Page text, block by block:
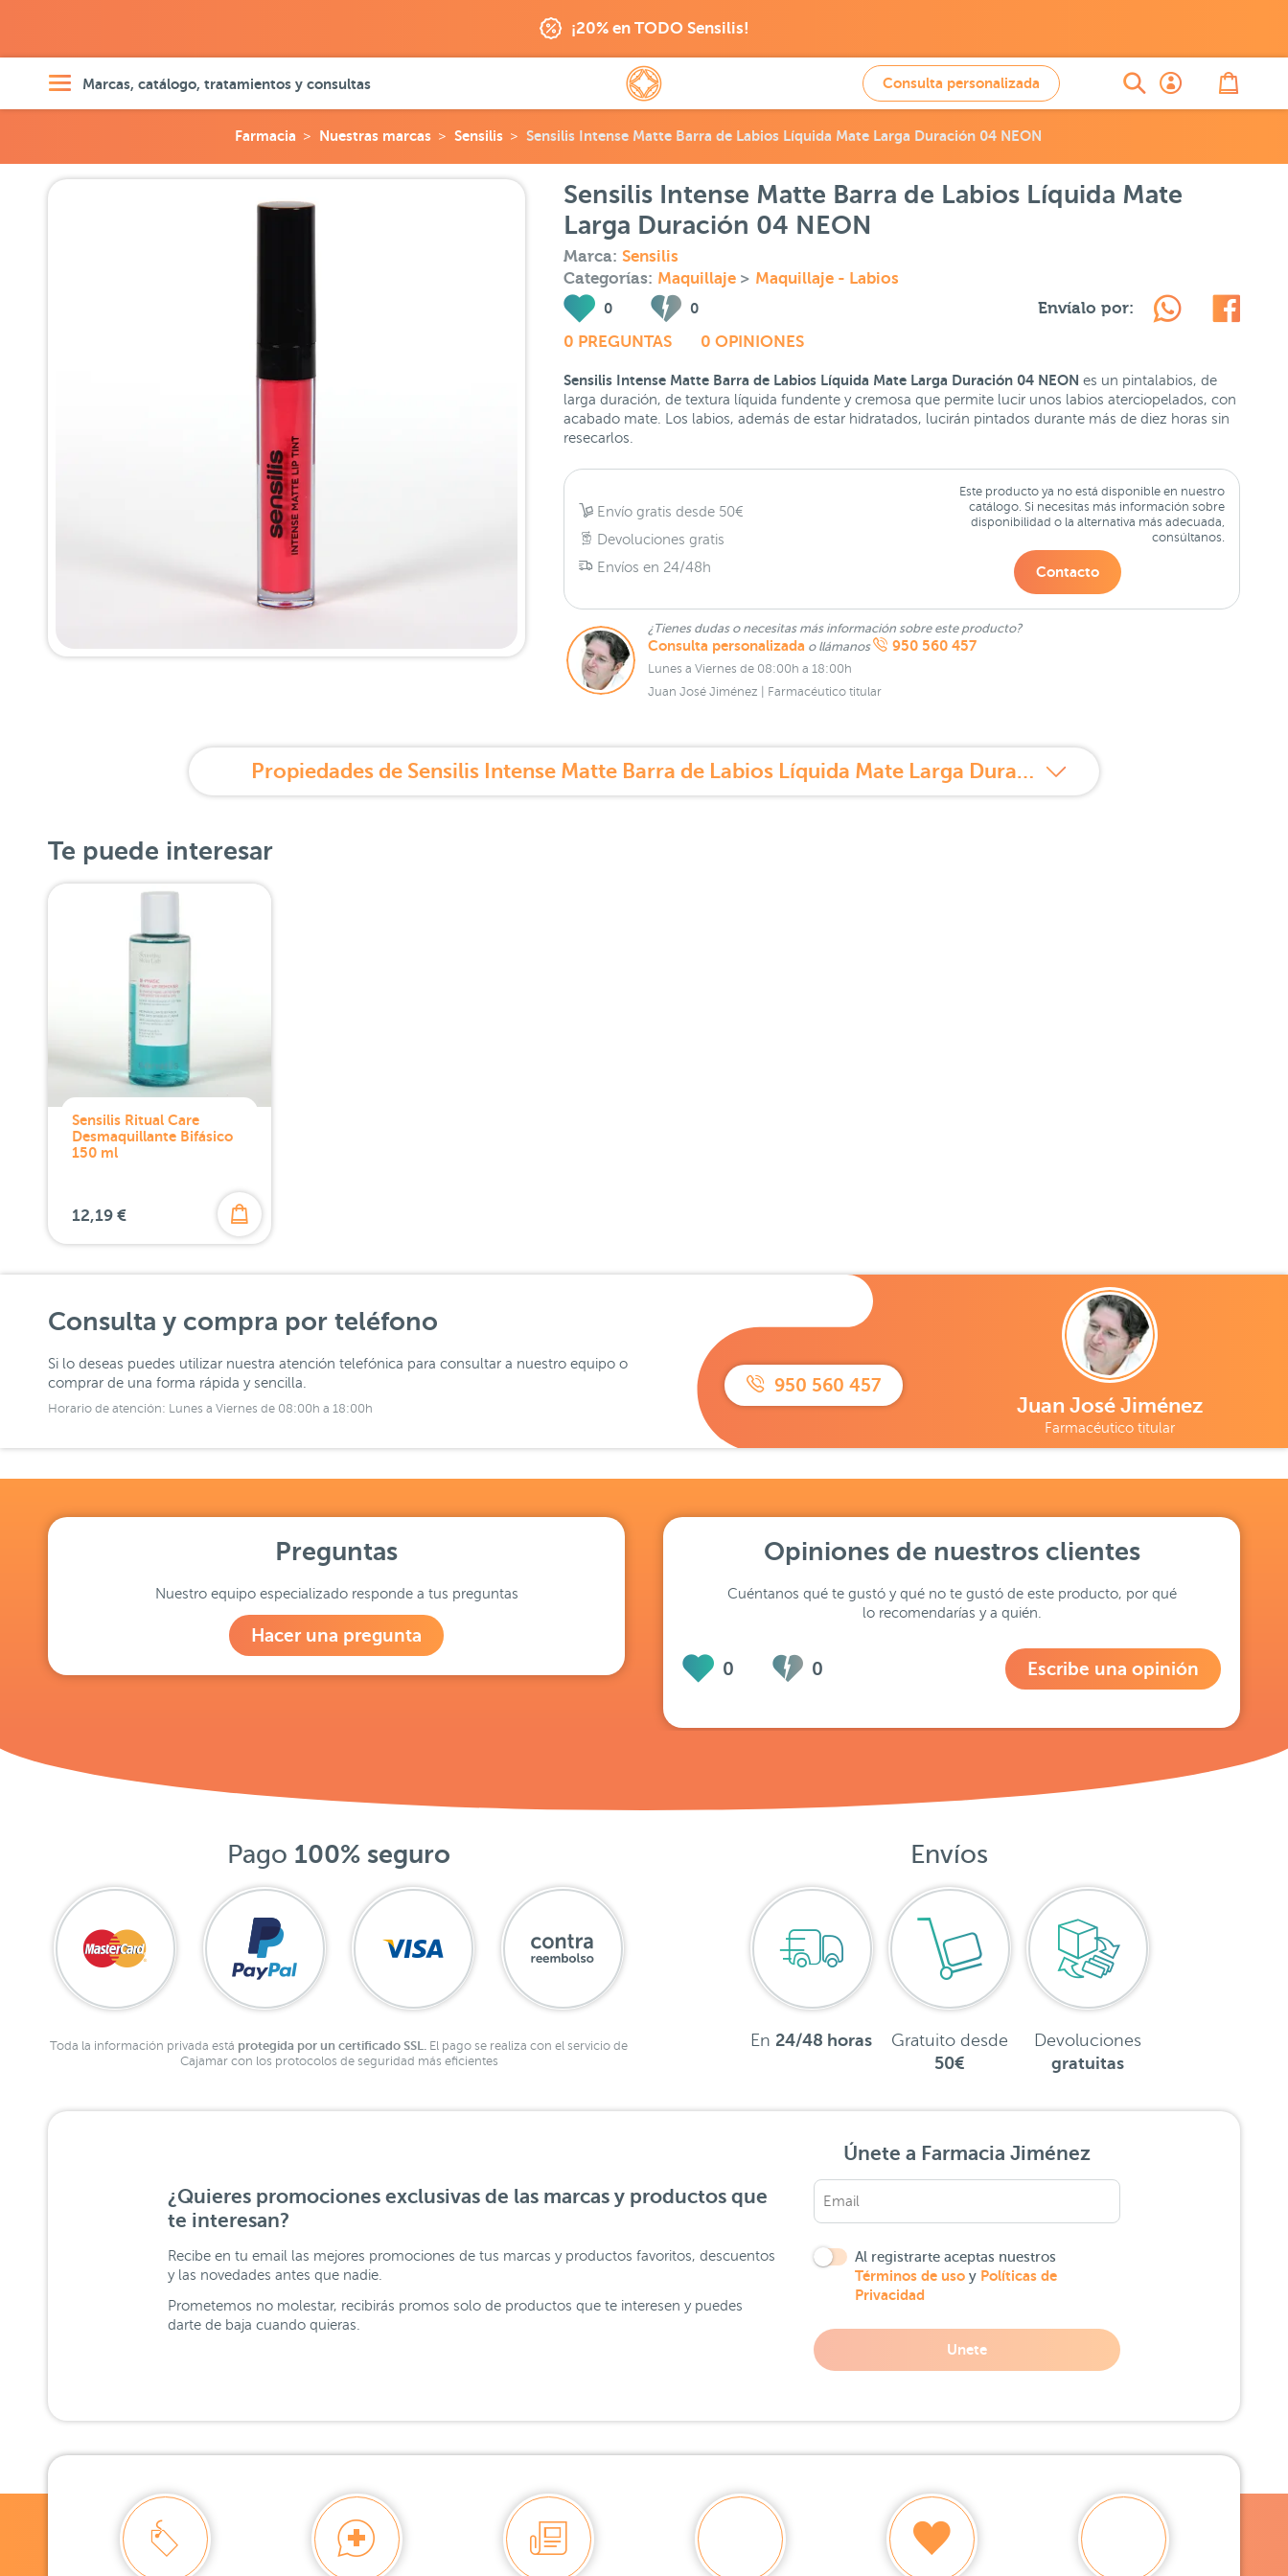
¡20% en TODO Sensilis!
Marcas, catálogo, tratamientos y consultas Consulta personalizada
Farmacia Nuestras marcas Sensilis Sensilis Intense Matte Barra de Labios Líquida Mate Larga Duración 04 NEON
Sensilis Intense Matte Barra de Labios Líquida Mate
Larga Duración 04 NEON
Marca: Sensilis
Categorías: Maquillaje > Maquillaje - Labios
0 0
0 PREGUNTAS 0 OPINIONES
Envíalo por:
Sensilis Intense Matte Barra de Labios Líquida Mate Larga Duración 04 NEON es un pintalabios, de
larga duración, de textura líquida fundente y cremosa que permite lucir unos labios aterciopelados, con
acabado mate. Los labios, además de estar hidratados, lucirán pintados durante más de diez horas sin
resecarlos.
Envío gratis desde 50€
Devoluciones gratis
Envíos en 24/48h
Este producto ya no está disponible en nuestro
catálogo. Si necesitas más información sobre
disponibilidad o la alternativa más adecuada,
consúltanos.
Contacto
¿Tienes dudas o necesitas más información sobre este producto?
Consulta personalizada o llámanos 950 560 457
Lunes a Viernes de 08:00h a 18:00h
Juan José Jiménez | Farmacéutico titular
Propiedades de Sensilis Intense Matte Barra de Labios Líquida Mate Larga Duración 04 NEON
Te puede interesar
Sensilis Ritual Care
Desmaquillante Bifásico
150 ml
12,19 €
Consulta y compra por teléfono
Si lo deseas puedes utilizar nuestra atención telefónica para consultar a nuestro equipo o
comprar de una forma rápida y sencilla.
Horario de atención: Lunes a Viernes de 08:00h a 18:00h
950 560 457
Juan José Jiménez
Farmacéutico titular
Preguntas
Nuestro equipo especializado responde a tus preguntas
Hacer una pregunta
Opiniones de nuestros clientes
Cuéntanos qué te gustó y qué no te gustó de este producto, por qué
lo recomendarías y a quién.
0 0 Escribe una opinión
Pago 100% seguro
Toda la información privada está protegida por un certificado SSL.
El pago se realiza con el servicio de
Cajamar con los protocolos de seguridad más eficientes
Envíos
En 24/48 horas
Gratuito desde
50€
Devoluciones
gratuitas
¿Quieres promociones exclusivas de las marcas y productos que
te interesan?
Recibe en tu email las mejores promociones de tus marcas y productos favoritos, descuentos
y las novedades antes que nadie.
Prometemos no molestar, recibirás promos solo de productos que te interesen y puedes
darte de baja cuando quieras.
Únete a Farmacia Jiménez
Al registrarte aceptas nuestros
Términos de uso y Políticas de
Privacidad
Unete